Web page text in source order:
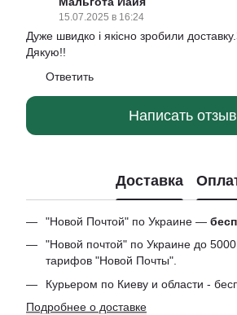
15.07.2025 в 16:24
Дуже швидко і якісно зробили
Дякую!!
Ответить
Написать отзыв
Доставка
"Новой Почтой" по Украине —
"Новой почтой" по Украине до 5000
тарифов "Новой Почты".
Курьером по Киеву и области -
Подробнее о доставке